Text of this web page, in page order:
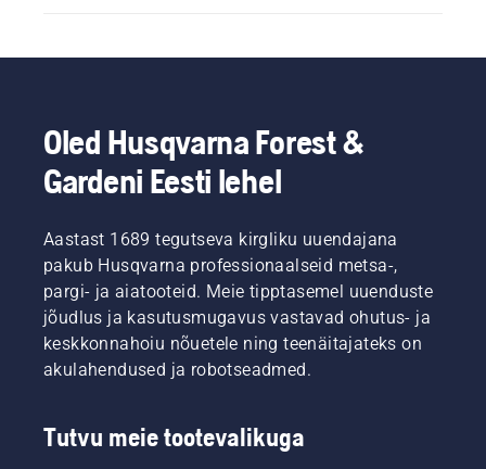
Oled Husqvarna Forest &
Gardeni Eesti lehel
Aastast 1689 tegutseva kirgliku uuendajana
pakub Husqvarna professionaalseid metsa-,
pargi- ja aiatooteid. Meie tipptasemel uuenduste
jõudlus ja kasutusmugavus vastavad ohutus- ja
keskkonnahoiu nõuetele ning teenäitajateks on
akulahendused ja robotseadmed.
Tutvu meie tootevalikuga